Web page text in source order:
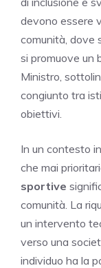
devono essere
comunità, dove
si promuove un
Ministro,
congiunto tra
obiettivi.
In un contesto
che mai
sportive
comunità. La
un intervento
verso una
individuo ha la